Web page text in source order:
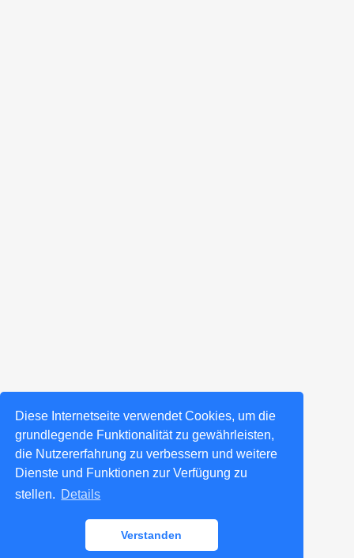
Diese Internetseite verwendet Cookies, um die
grundlegende Funktionalität zu gewährleisten,
die Nutzererfahrung zu verbessern und weitere
Dienste und Funktionen zur Verfügung zu
stellen. Details
Verstanden